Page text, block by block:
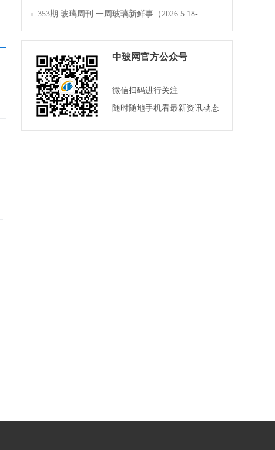
会暨第四届四次会员大会成功举办
353期 玻璃周刊 一周玻璃新鲜事（2026.5.18-
2026.5.23）
中玻网官方公众号
微信扫码进行关注
随时随地手机看最新资讯动态